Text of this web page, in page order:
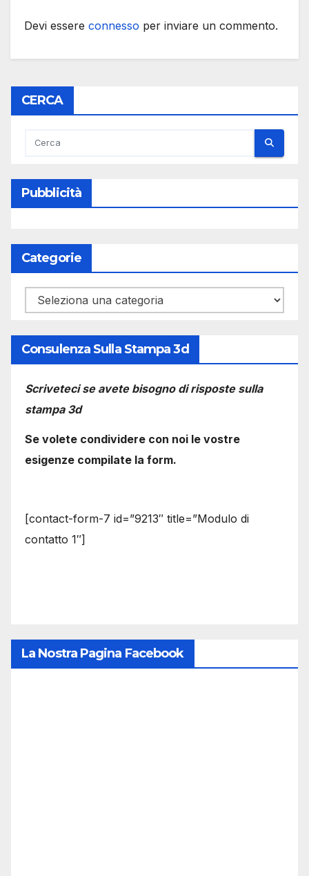
Devi essere connesso per inviare un commento.
CERCA
Pubblicità
Categorie
Categorie
Consulenza Sulla Stampa 3d
Scriveteci se avete bisogno di risposte sulla
stampa 3d
Se volete condividere con noi le vostre
esigenze compilate la form.
[contact-form-7 id=”9213″ title=”Modulo di
contatto 1″]
La Nostra Pagina Facebook